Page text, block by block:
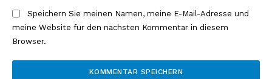
Speichern Sie meinen Namen, meine E-Mail-Adresse und
meine Website für den nächsten Kommentar in diesem
Browser.